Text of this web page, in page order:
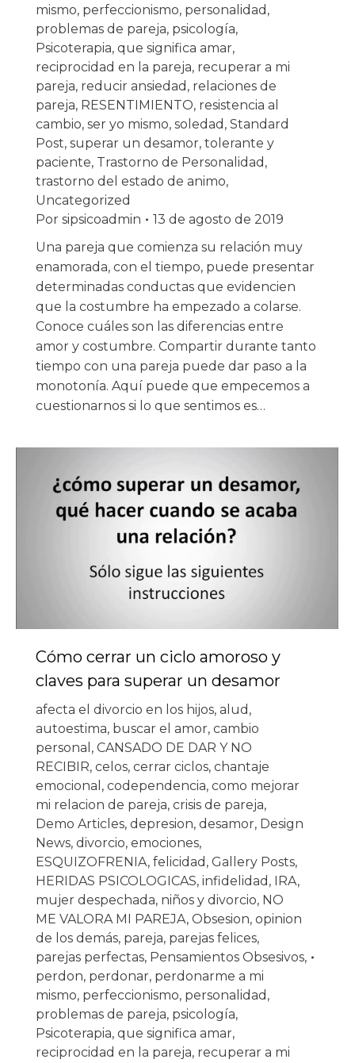
mismo, perfeccionismo, personalidad ,
problemas de pareja, psicología,
Psicoterapia, que significa amar,
reciprocidad en la pareja, recuperar a mi
pareja, reducir ansiedad , relaciones de
pareja, RESENTIMIENTO, resistencia al
cambio, ser yo mismo, soledad , Standard
Post, superar un desamor, tolerante y
paciente, Trastorno de Personalidad ,
trastorno del estado de animo,
Uncategorized
Por sipsicoadmin
13 de agosto de 2019
Una pareja que comienza su relación muy
enamorada, con el tiempo, puede presentar
determinadas conductas que evidencien
que la costumbre ha empezado a colarse.
Conoce cuáles son las diferencias entre
amor y costumbre. Compartir durante tanto
tiempo con una pareja puede dar paso a la
monotonía. Aquí puede que empecemos a
cuestionarnos si lo que sentimos es…
Cómo cerrar un ciclo amoroso y
claves para superar un desamor
afecta el divorcio en los hijos, alud ,
autoestima, buscar el amor, cambio
personal , CANSADO DE DAR Y NO
RECIBIR, celos, cerrar ciclos, chantaje
emocional , codependencia, como mejorar
mi relacion de pareja, crisis de pareja,
Demo Articles, depresion, desamor, Design
News, divorcio, emociones,
ESQUIZOFRENIA, felicidad , Gallery Posts,
HERIDAS PSICOLOGICAS, infidelidad , IRA,
mujer despechada, niños y divorcio, NO
ME VALORA MI PAREJA, Obsesion, opinion
de los demás, pareja, parejas felices,
parejas perfectas, Pensamientos Obsesivos,
perdon, perdonar, perdonarme a mi
mismo, perfeccionismo, personalidad ,
problemas de pareja, psicología,
Psicoterapia, que significa amar,
reciprocidad en la pareja, recuperar a mi